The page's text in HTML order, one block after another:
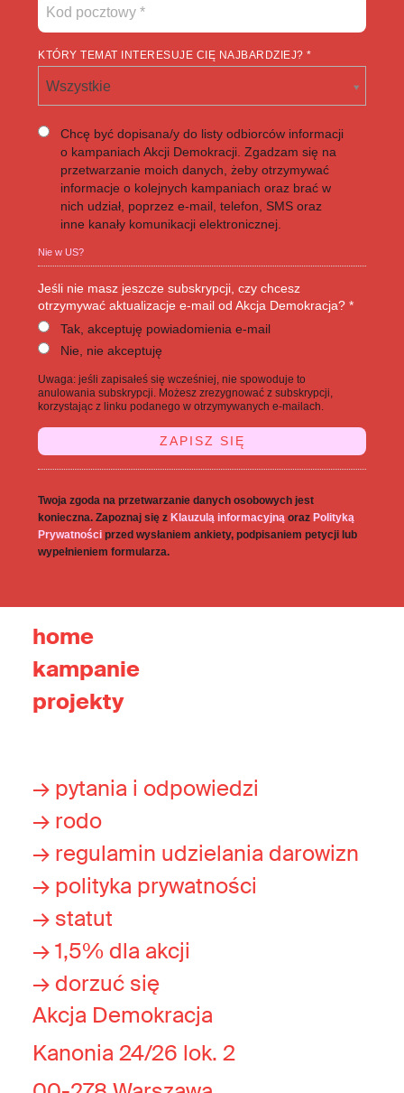
KTÓRY TEMAT INTERESUJE CIĘ NAJBARDZIEJ? *
Wszystkie
Chcę być dopisana/y do listy odbiorców informacji
o kampaniach Akcji Demokracji. Zgadzam się na
przetwarzanie moich danych, żeby otrzymywać
informacje o kolejnych kampaniach oraz brać w
nich udział, poprzez e-mail, telefon, SMS oraz
inne kanały komunikacji elektronicznej.
Nie wUS?
Jeśli nie masz jeszcze subskrypcji, czy chcesz
otrzymywać aktualizacje e-mail od Akcja Demokracja? *
Tak, akceptuję powiadomienia e-mail
Nie, nie akceptuję
Uwaga: jeśli zapisałeś się wcześniej, nie spowoduje to
anulowania subskrypcji. Możesz zrezygnować z subskrypcji,
korzystając z linku podanego w otrzymywanych e-mailach.
Twoja zgoda na przetwarzanie danych osobowych jest
konieczna. Zapoznaj się z Klauzulą informacyjną oraz Polityką
Prywatności przed wysłaniem ankiety, podpisaniem petycji lub
wypełnieniem formularza.
home
kampanie
projekty
→ pytania i odpowiedzi
→ rodo
→ regulamin udzielania darowizn
→ polityka prywatności
→ statut
→ 1,5% dla akcji
→ dorzuć się
Akcja Demokracja
Kanonia 24/26 lok. 2